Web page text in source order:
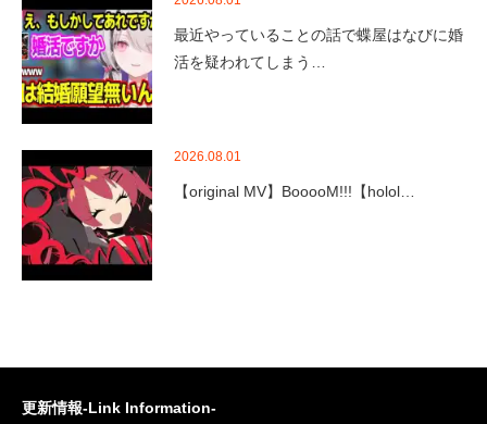
最近やっていることの話で蝶屋はなびに婚
活を疑われてしまう…
2026.08.01
【original MV】BooooM!!!【holol…
更新情報-Link Information-